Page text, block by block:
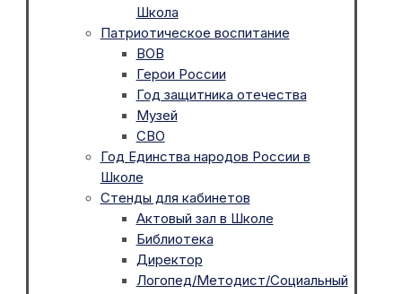
Школа
Патриотическое воспитание
ВОВ
Герои России
Год защитника отечества
Музей
СВО
Год Единства народов России в
Школе
Стенды для кабинетов
Актовый зал в Школе
Библиотека
Директор
Логопед/Методист/Социальный